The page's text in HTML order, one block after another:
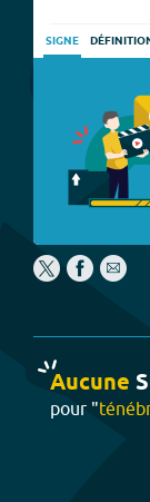
SIGNE
Aucune
pour "